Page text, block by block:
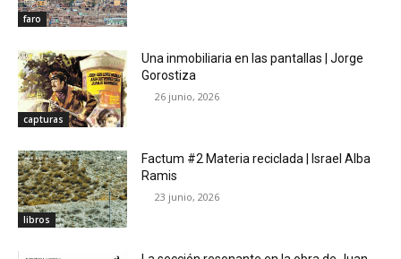
faro
capturas
Una inmobiliaria en las pantallas | Jorge
Gorostiza
26 junio, 2026
libros
Factum #2 Materia reciclada | Israel Alba
Ramis
23 junio, 2026